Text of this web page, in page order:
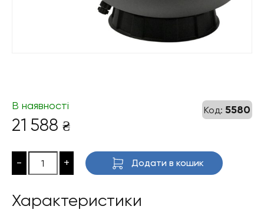
Код: 5580
В наявності
21 588 ₴
- + Додати в кошик
Характеристики